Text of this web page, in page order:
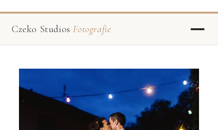
Czeko StudiosFotografie